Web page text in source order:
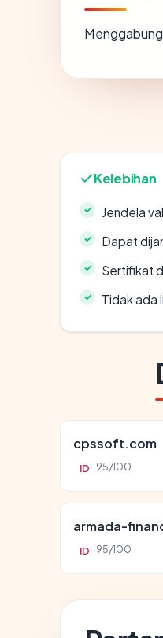
Kelebihan
Jendela
Dapat
Sertifikat
Tidak ada
cpssoft.com
ID 95/100
armada-
ID 95/100